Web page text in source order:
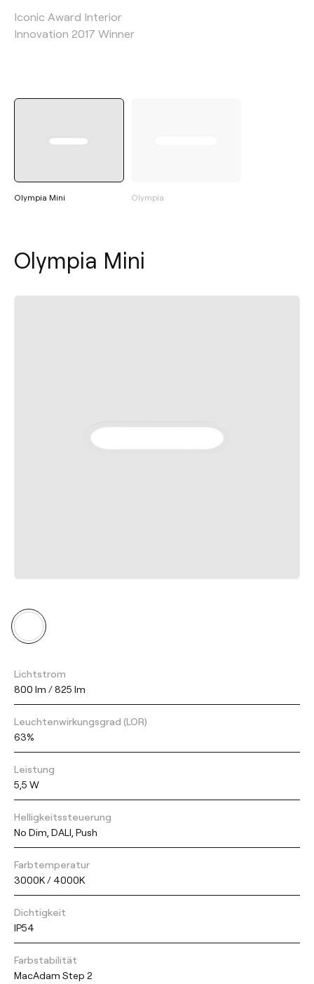
Iconic Award Interior
Innovation 2017 Winner
Olympia Mini Olympia
Olympia Mini
Lichtstrom
800 lm / 825 lm
Leuchtenwirkungsgrad (LOR)
63%
Leistung
5,5 W
Helligkeitssteuerung
No Dim, DALI, Push
Farbtemperatur
3000K / 4000K
Dichtigkeit
IP54
Farbstabilität
MacAdam Step 2